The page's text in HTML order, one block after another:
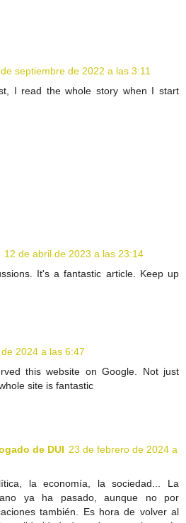
septiembre de 2022 a las 3:11
I read the whole story when I start
12 de abril de 2023 a las 23:14
It's a fantastic article. Keep up
2024 a las 6:47
this website on Google. Not just
site is fantastic
de DUI 23 de febrero de 2024 a
la economía, la sociedad... La
ya ha pasado, aunque no por
también. Es hora de volver al